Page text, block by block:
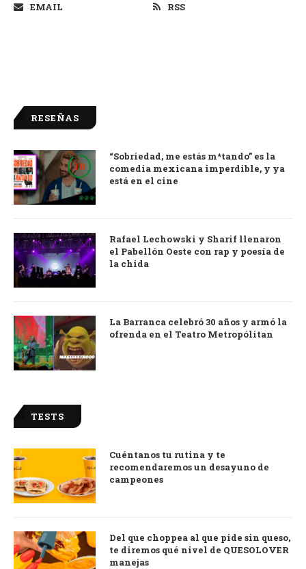
EMAIL
RSS
RESEÑAS
9.0
“Sobriedad, me estás m*tando” es la
comedia mexicana imperdible, y ya
está en el cine
Rafael Lechowski y Sharif llenaron
el Pabellón Oeste con rap y poesía de
la chida
La Barranca celebró 30 años y armó la
ofrenda en el Teatro Metropólitan
TESTS
Cuéntanos tu rutina y te
recomendaremos un desayuno de
campeones
Del que choppea al que pide sin queso,
te diremos qué nivel de QUESOLOVER
manejas